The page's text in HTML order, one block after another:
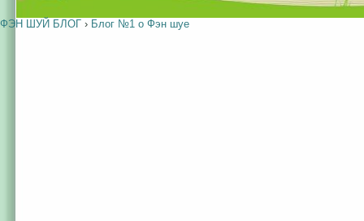
ФЭН ШУЙ БЛОГ › Блог №1 о Фэн шуе